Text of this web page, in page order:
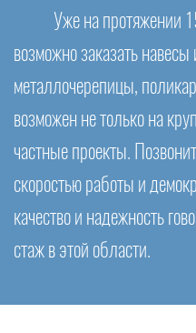
Уже на протяжении
возможно заказать
металлочерепицы,
возможен не только на
частные проекты.
скоростью работы и
качество и надежность
стаж в этой области.